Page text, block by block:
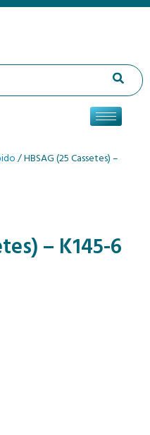
/ HBSAG (25 Cassetes) –
– K145-6